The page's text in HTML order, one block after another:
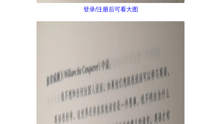
登录/注册后可看大图